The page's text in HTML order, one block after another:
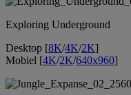
Exploring Underground
Desktop [8K/4K/2K]
Mobiel [4K/2K/640x960]